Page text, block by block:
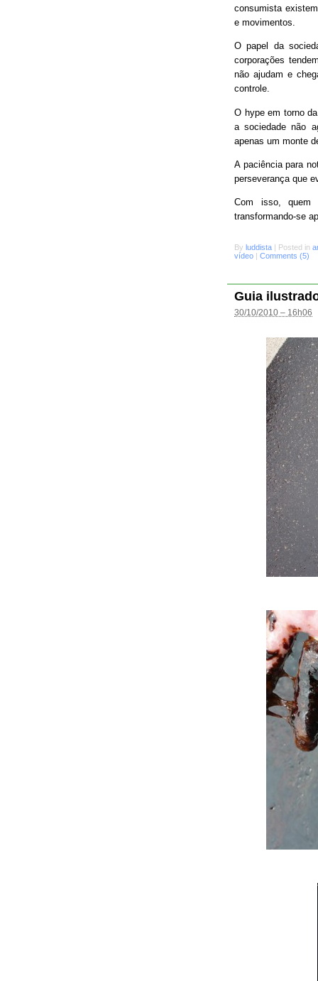
consumista
e movimentos.
O papel da
corporações
não ajudam e
controle.
O hype em torno
a sociedade não
apenas um monte
A paciência para
perseverança que
Com isso, quem
transformando-se
By luddista | Posted in
vídeo | Comments (5)
Guia
30/10/2010 – 16h06